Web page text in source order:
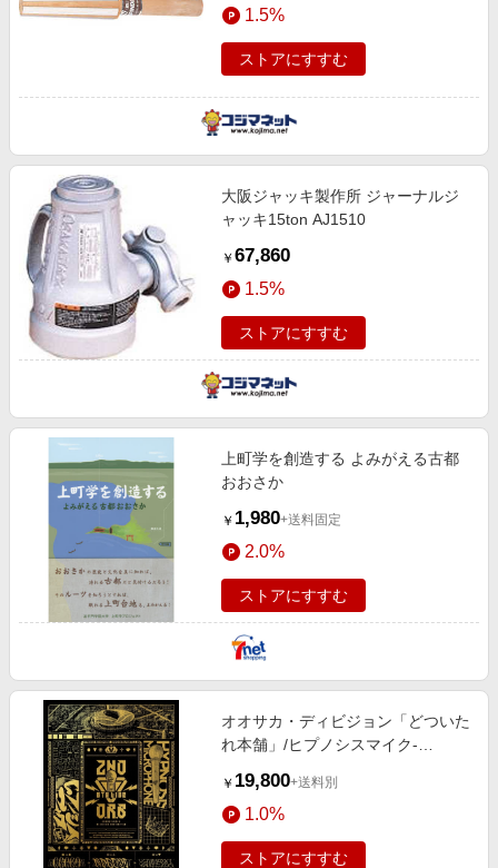
1.5%
ストアにすすむ
大阪ジャッキ製作所 ジャーナルジ
ャッキ15ton AJ1510
￥ 67,860
1.5%
ストアにすすむ
上町学を創造する よみがえる古都
おおさか
￥ 1,980+送料固定
2.0%
ストアにすすむ
オオサカ・ディビジョン「どついた
れ本舗」/ヒプノシスマイク-
D.R.B≫ 1st Battle・2nd Battle・
3rd Battle[KIXM-457]
￥ 19,800+送料別
1.0%
ストアにすすむ